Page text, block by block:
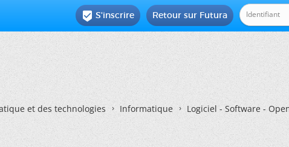
Retour sur Futura
 S'inscrire
et des technologies Informatique
Logiciel - Software -